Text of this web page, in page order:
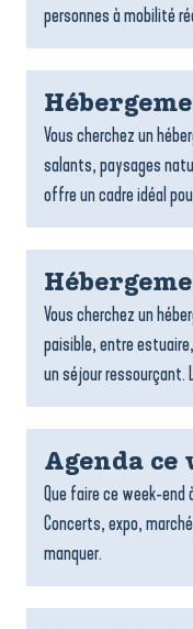
personnes à mobilité
Vous cherchez un
salants, paysages
offre un cadre idéal
Vous cherchez un
paisible, entre
un séjour ressourçant.
Agenda ce
Que faire ce week-end à
Concerts, expo,
manquer.